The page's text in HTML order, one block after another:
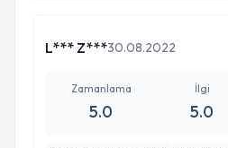
L*** Z***30.08.2022
Zamanlama
5.0
İlgi
5.0